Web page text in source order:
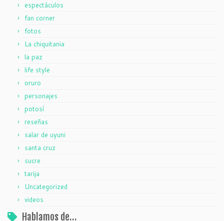
espectáculos
fan corner
fotos
La chiquitania
la paz
life style
oruro
personajes
potosí
reseñas
salar de uyuni
santa cruz
sucre
tarija
Uncategorized
videos
Hablamos de…